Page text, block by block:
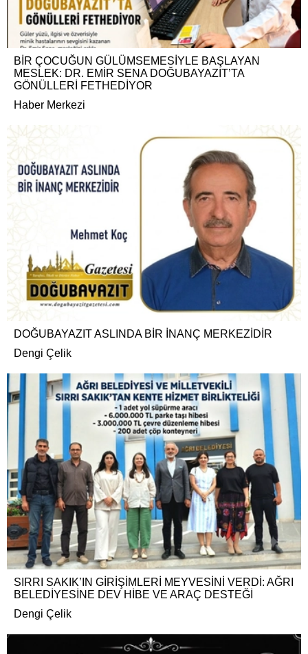
BİR ÇOCUĞUN GÜLÜMSEMESİYLE BAŞLAYAN
MESLEK: DR. EMİR SENA DOĞUBAYAZIT’TA
GÖNÜLLERİ FETHEDİYOR
Haber Merkezi
DOĞUBAYAZIT ASLINDA BİR İNANÇ MERKEZİDİR
Dengi Çelik
SIRRI SAKIK’IN GİRİŞİMLERİ MEYVESİNİ VERDİ: AĞRI
BELEDİYESİNE DEV HİBE VE ARAÇ DESTEĞİ
Dengi Çelik